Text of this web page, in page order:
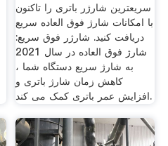
سریعترین شارژر باتری را تاکنون
با امکانات شارژ فوق العاده سریع
دریافت کنید. شارژر فوق سریع:
شارژ فوق العاده در سال 2021
به شارژ سریع دستگاه شما ،
کاهش زمان شارژ باتری و
افزایش عمر باتری کمک می کند.